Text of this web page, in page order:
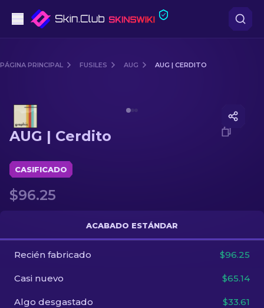
Fusiles
Fusiles de Francotirador
Cuchillos
Guantes
Otro
PÁGINA PRINCIPAL FUSILES AUG AUG | CERDITO
AUG | Cerdito
CASIFICADO
$96.25
ACABADO ESTÁNDAR
Recién fabricado $96.25
Casi nuevo $65.14
Algo desgastado $33.61